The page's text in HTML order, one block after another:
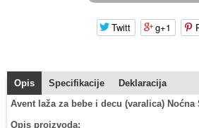
Twitt g+1
Opis Specifikacije Deklaracija
Avent laža za bebe i decu (varalica) Noćna
Opis proizvoda: